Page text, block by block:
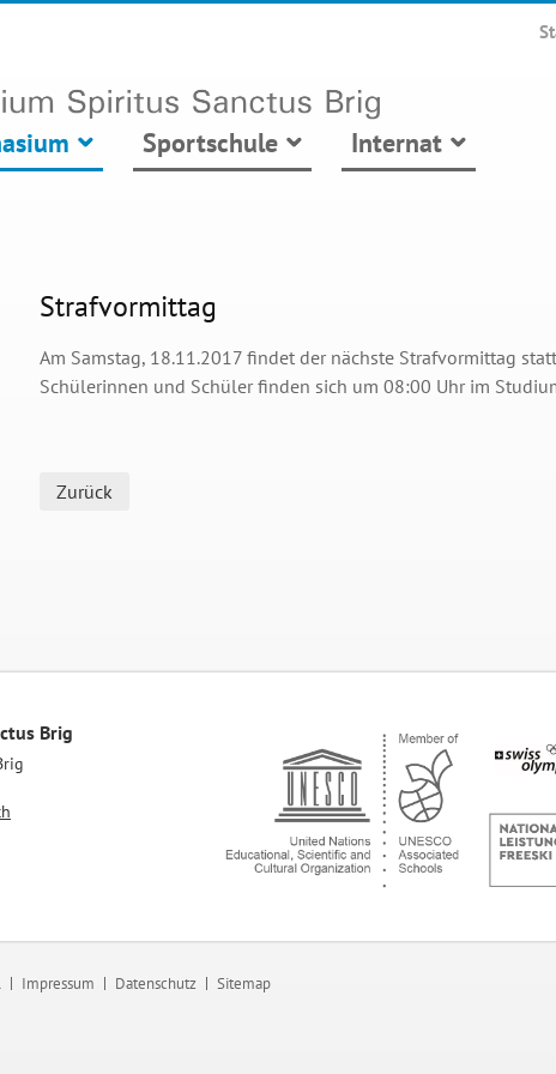
Sportschule Internat
Strafvormittag
Am Samstag, 18.11.2017 findet der nächste Strafvormittag
Schülerinnen und Schüler finden sich um 08:00 Uhr im
Zurück
Brig
Impressum Datenschutz Sitemap